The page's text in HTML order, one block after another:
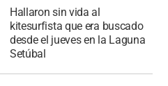
Hallaron sin vida al
kitesurfista que era buscado
desde el jueves en la Laguna
Setúbal